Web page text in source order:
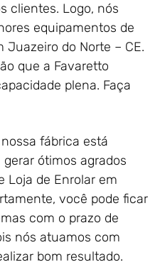
Portão de Garagem de
Enrolar em Nova Iguaçu – RJ
Portão de Garagem de
Enrolar em Nova Friburgo –
RJ
clientes. Logo, nós
equipamentos de
Juazeiro do Norte – CE.
que a Favaretto
plena. Faça
fábrica está
ótimos agrados
Loja de Enrolar em
você pode ficar
com o prazo de
nós atuamos com
bom resultado.